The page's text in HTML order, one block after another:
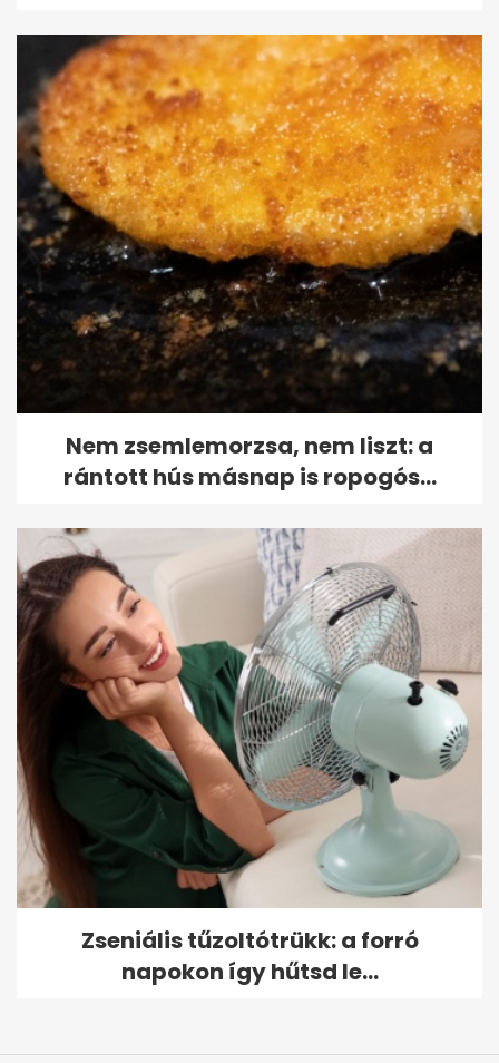
Nem zsemlemorzsa, nem liszt: a
rántott hús másnap is ropogós...
Zseniális tűzoltótrükk: a forró
napokon így hűtsd le...